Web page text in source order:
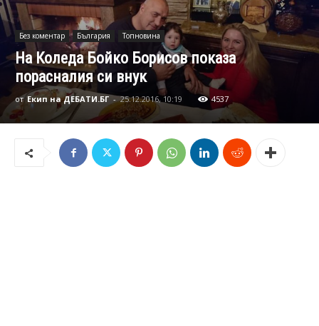
Без коментар България Топновина
На Коледа Бойко Борисов показа
порасналия си внук
от Екип на ДЕБАТИ.БГ - 25.12.2016, 10:19 4537